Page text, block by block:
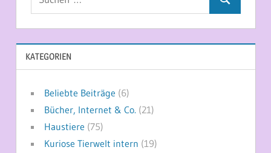
Suchen
KATEGORIEN
Beliebte Beiträge (6)
Bücher, Internet & Co. (21)
Haustiere (75)
Kuriose Tierwelt intern (19)